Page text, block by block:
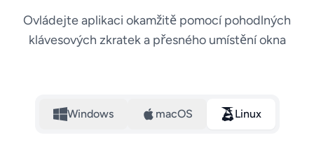
Ovládejte aplikaci okamžitě pomocí pohodlných
klávesových zkratek a přesného umístění okna
Windows macOS Linux